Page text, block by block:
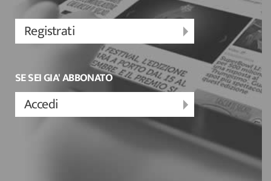
Registrati
SE SEI GIA' ABBONATO
Accedi